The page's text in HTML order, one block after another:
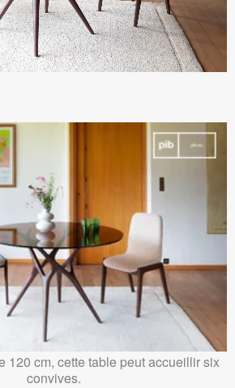
120 cm, cette table peut accueillir six
convives.